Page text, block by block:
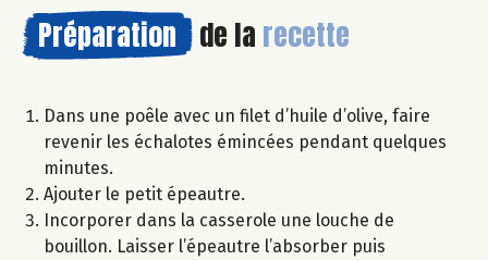
Préparation de la recette
Dans une poêle avec un filet d’huile d’olive, faire
revenir les échalotes émincées pendant quelques
minutes.
Ajouter le petit épeautre.
Incorporer dans la casserole une louche de
bouillon. Laisser l’épeautre l’absorber puis